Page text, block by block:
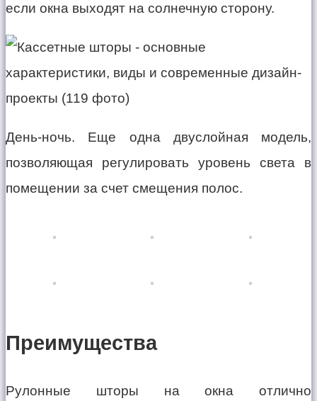
если окна выходят на солнечную сторону.
День-ночь. Еще одна двуслойная модель,
позволяющая регулировать уровень света в
помещении за счет смещения полос.
Преимущества
Рулонные шторы на окна отлично